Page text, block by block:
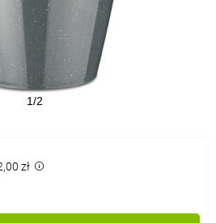
1/2
zł